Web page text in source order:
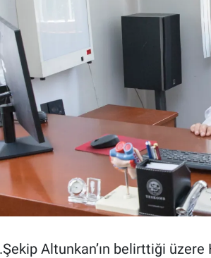
Altunkan’ın belirttiği